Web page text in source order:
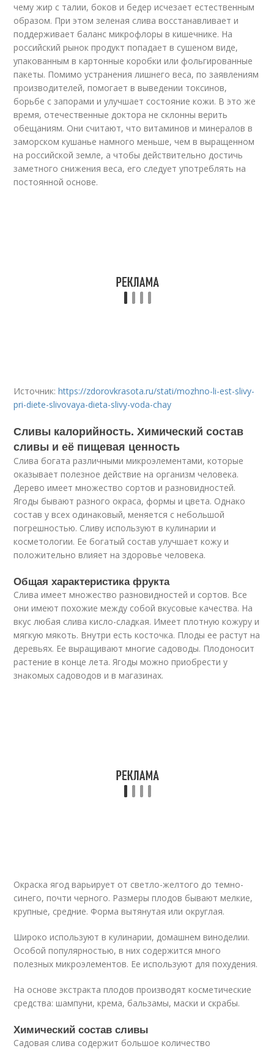
чему жир с талии, боков и бедер исчезает естественным
образом. При этом зеленая слива восстанавливает и
поддерживает баланс микрофлоры в кишечнике. На
российский рынок продукт попадает в сушеном виде,
упакованным в картонные коробки или фольгированные
пакеты. Помимо устранения лишнего веса, по заявлениям
производителей, помогает в выведении токсинов,
борьбе с запорами и улучшает состояние кожи. В это же
время, отечественные доктора не склонны верить
обещаниям. Они считают, что витаминов и минералов в
заморском кушанье намного меньше, чем в выращенном
на российской земле, а чтобы действительно достичь
заметного снижения веса, его следует употреблять на
постоянной основе.
Источник:https://zdorovkrasota.ru/stati/mozhno-li-est-slivy-
pri-diete-slivovaya-dieta-slivy-voda-chay
Сливы калорийность. Химический состав
сливы и её пищевая ценность
Слива богата различными микроэлементами, которые
оказывает полезное действие на организм человека.
Дерево имеет множество сортов и разновидностей.
Ягоды бывают разного окраса, формы и цвета. Однако
состав у всех одинаковый, меняется с небольшой
погрешностью. Сливу используют в кулинарии и
косметологии. Ее богатый состав улучшает кожу и
положительно влияет на здоровье человека.
Общая характеристика фрукта
Слива имеет множество разновидностей и сортов. Все
они имеют похожие между собой вкусовые качества. На
вкус любая слива кисло-сладкая. Имеет плотную кожуру и
мягкую мякоть. Внутри есть косточка. Плоды ее растут на
деревьях. Ее выращивают многие садоводы. Плодоносит
растение в конце лета. Ягоды можно приобрести у
знакомых садоводов и в магазинах.
Окраска ягод варьирует от светло-желтого до темно-
синего, почти черного. Размеры плодов бывают мелкие,
крупные, средние. Форма вытянутая или округлая.
Широко используют в кулинарии, домашнем виноделии.
Особой популярностью, в них содержится много
полезных микроэлементов. Ее используют для похудения.
На основе экстракта плодов производят косметические
средства: шампуни, крема, бальзамы, маски и скрабы.
Химический состав сливы
Садовая слива содержит большое количество